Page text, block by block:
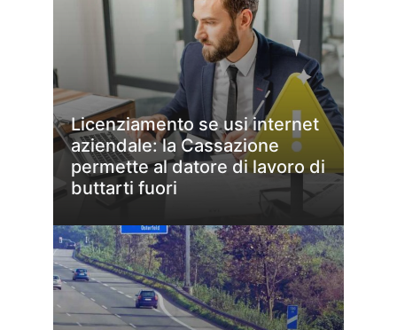
Licenziamento se usi internet
aziendale: la Cassazione
permette al datore di lavoro di
buttarti fuori